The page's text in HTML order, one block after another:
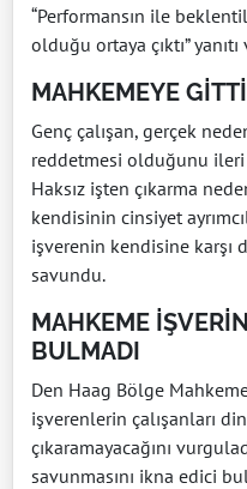
“Performansın ile
olduğu ortaya çıktı”
MAHKEMEYE GİTTİ
Genç çalışan, gerçek
reddetmesi olduğunu
Haksız işten çıkarma
kendisinin cinsiyet
işverenin kendisine karşı
savundu.
MAHKEME
BULMADI
Den Haag Bölge
işverenlerin çalışanları
çıkaramayacağını
savunmasını ikna edici